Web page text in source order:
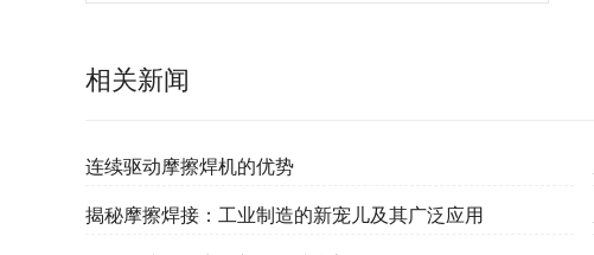
相关新闻
连续驱动摩擦焊机的优势
揭秘摩擦焊接：工业制造的新宠儿及其广泛应用